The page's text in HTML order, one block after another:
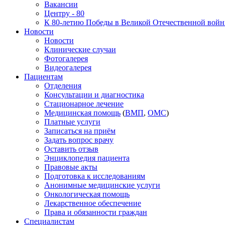
Вакансии
Центру - 80
К 80-летию Победы в Великой Отечественной
Новости
Новости
Клинические случаи
Фотогалерея
Видеогалерея
Пациентам
Отделения
Консультации и диагностика
Стационарное лечение
Медицинская помощь (ВМП, ОМС)
Платные услуги
Записаться на приём
Задать вопрос врачу
Оставить отзыв
Энциклопедия пациента
Правовые акты
Подготовка к исследованиям
Анонимные медицинские услуги
Онкологическая помощь
Лекарственное обеспечение
Права и обязанности граждан
Специалистам